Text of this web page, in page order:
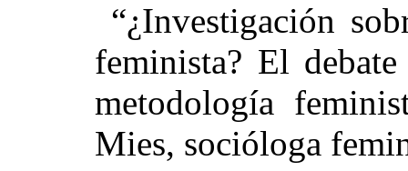
“¿Investigación
feminista? El
metodología
Mies, socióloga